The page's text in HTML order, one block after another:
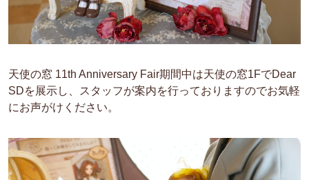
天使の窓 11th Anniversary Fair期間中は天使の窓1FでDear
SDを展示し、スタッフが案内を行っておりますのでお気軽
にお声がけください。